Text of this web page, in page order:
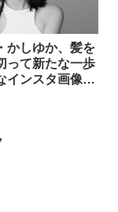
かしゆか、髪を
って新たな一歩
インスタ画像13